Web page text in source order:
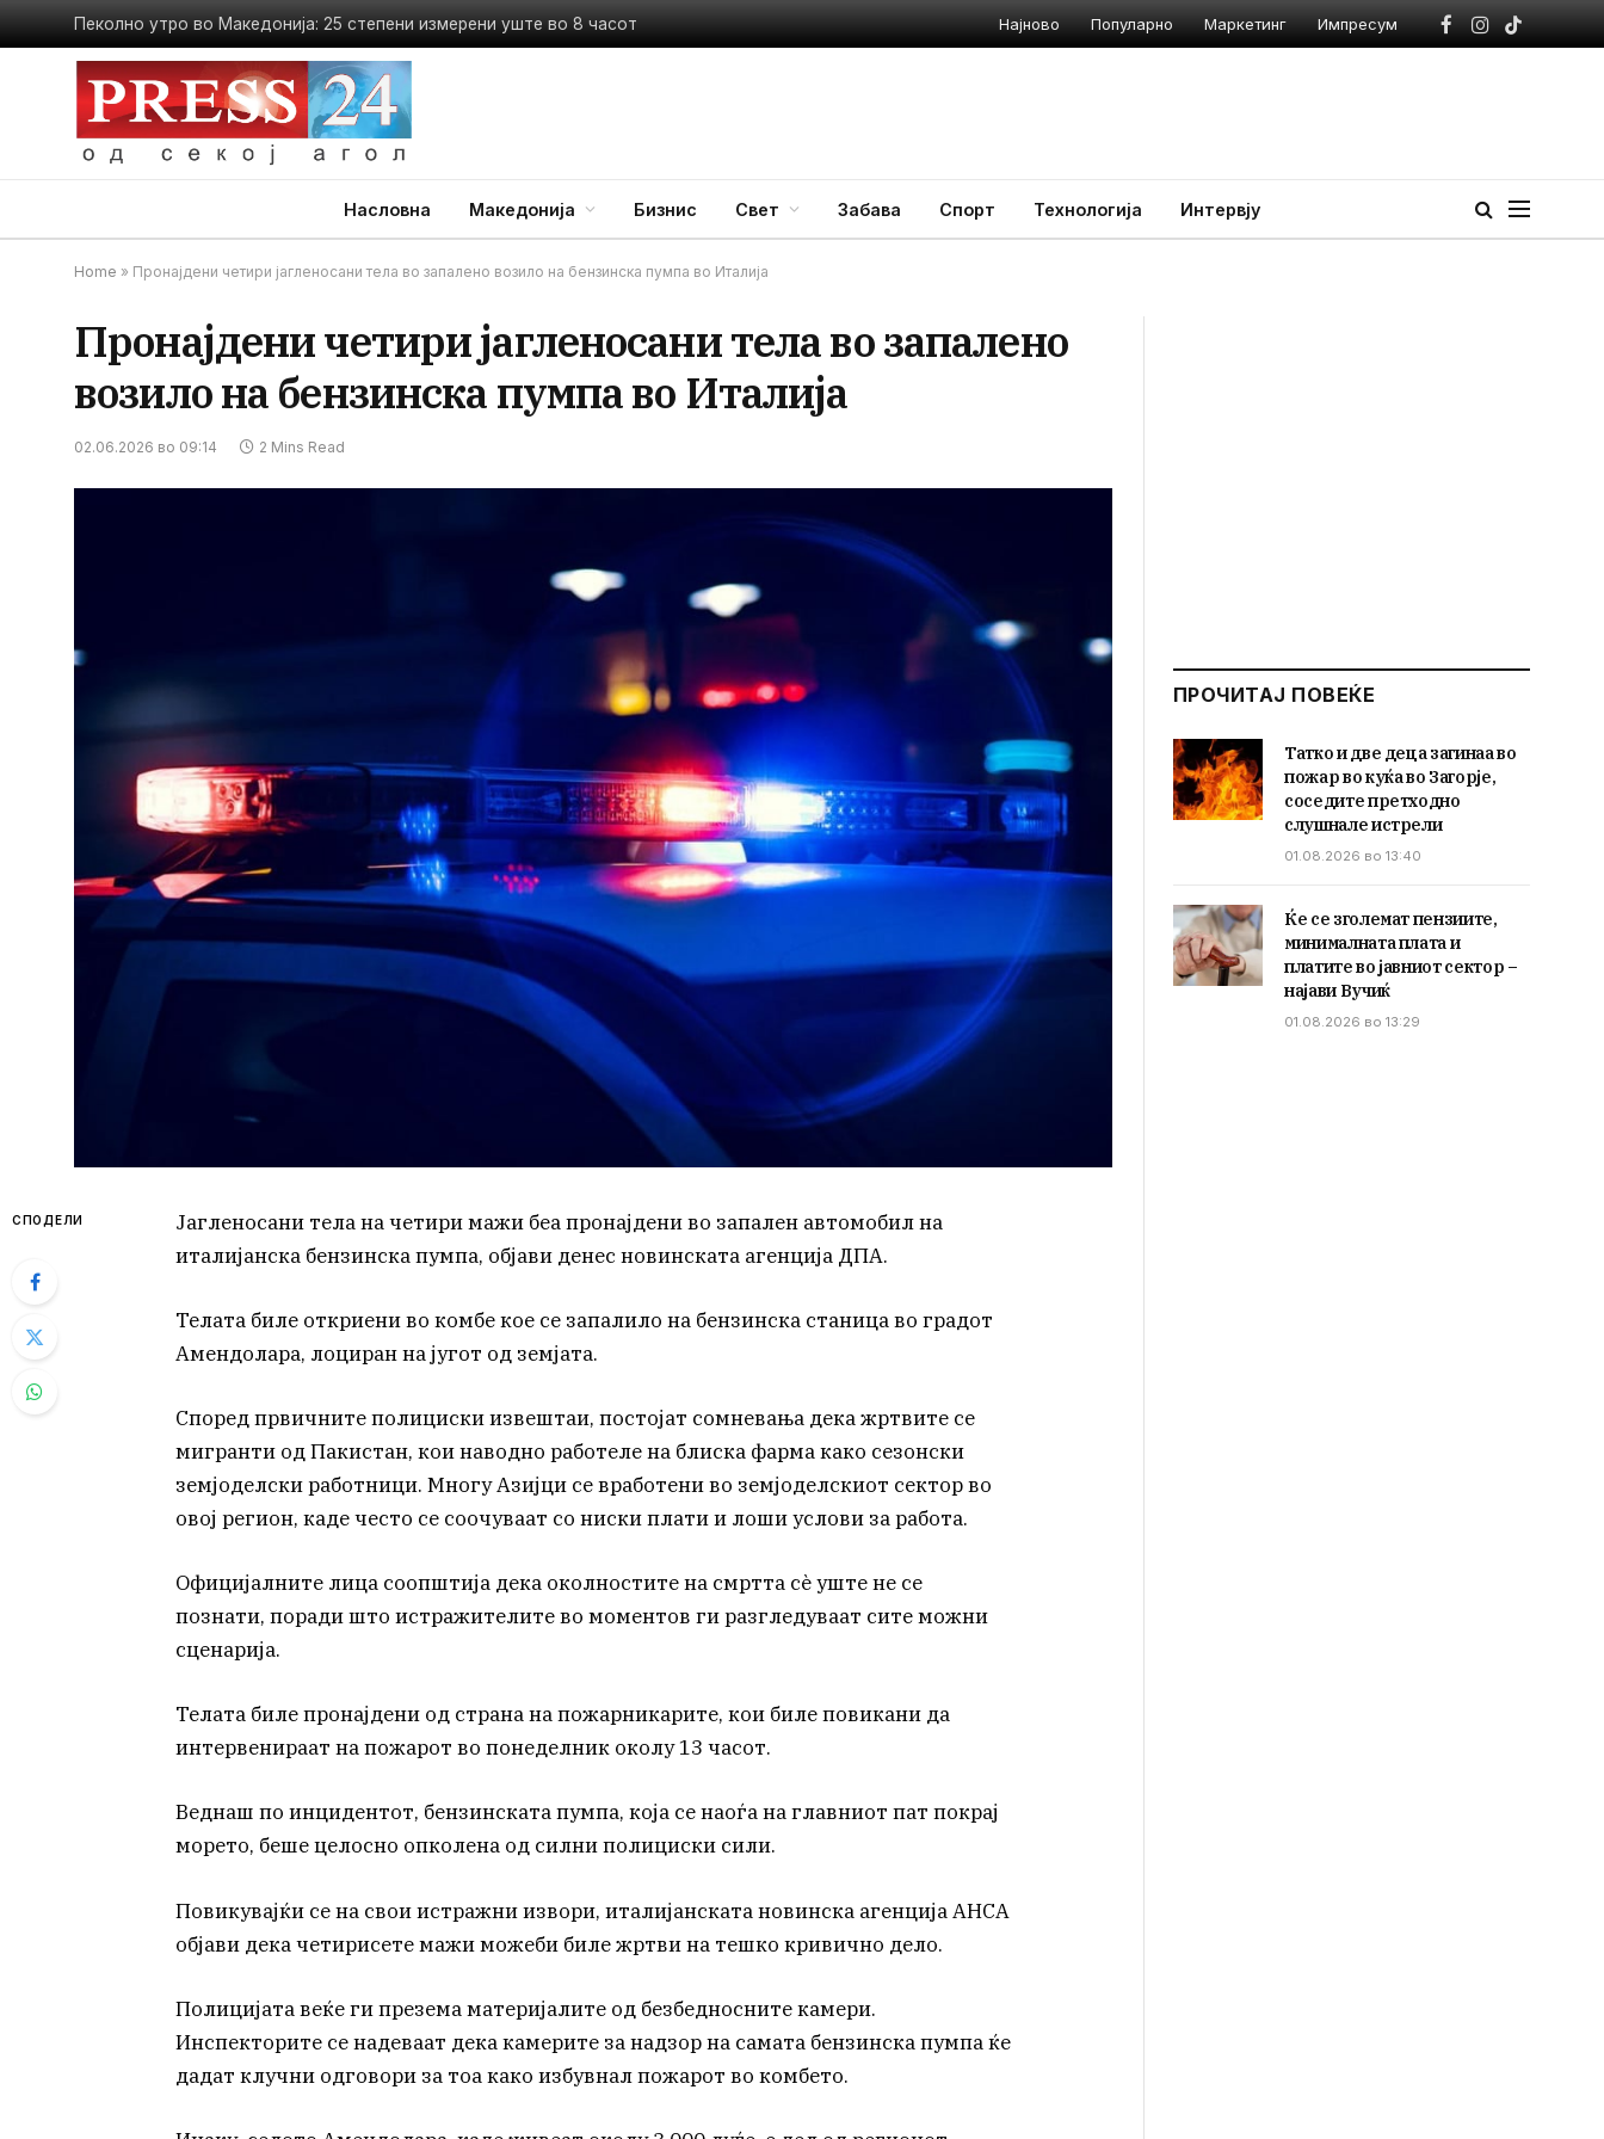
Пеколно утро во Македонија: 25 степени измерени уште во 8 часот Најново Популарно Маркетинг Импресум
Facebook
Instagram
TikTok
Насловна Македонија Бизнис Свет Забава Спорт Технологија Интервју
Home » Пронајдени четири јагленосани тела во запалено возило на бензинска пумпа во Италија
Пронајдени четири јагленосани тела во запалено
возило на бензинска пумпа во Италија
02.06.2026 во 09:14 2 Mins Read
СПОДЕЛИ
Јагленосани тела на четири мажи беа пронајдени во запален автомобил на
италијанска бензинска пумпа, објави денес новинската агенција ДПА.
Телата биле откриени во комбе кое се запалило на бензинска станица во градот
Амендолара, лоциран на југот од земјата.
Според првичните полициски извештаи, постојат сомневања дека жртвите се
мигранти од Пакистан, кои наводно работеле на блиска фарма како сезонски
земјоделски работници. Многу Азијци се вработени во земјоделскиот сектор во
овој регион, каде често се соочуваат со ниски плати и лоши услови за работа.
Официјалните лица соопштија дека околностите на смртта сè уште не се
познати, поради што истражителите во моментов ги разгледуваат сите можни
сценарија.
Телата биле пронајдени од страна на пожарникарите, кои биле повикани да
интервенираат на пожарот во понеделник околу 13 часот.
Веднаш по инцидентот, бензинската пумпа, која се наоѓа на главниот пат покрај
морето, беше целосно опколена од силни полициски сили.
Повикувајќи се на свои истражни извори, италијанската новинска агенција АНСА
објави дека четирисете мажи можеби биле жртви на тешко кривично дело.
Полицијата веќе ги презема материјалите од безбедносните камери.
Инспекторите се надеваат дека камерите за надзор на самата бензинска пумпа ќе
дадат клучни одговори за тоа како избувнал пожарот во комбето.
ПРОЧИТАЈ ПОВЕЌЕ
Татко и две деца загинаа во
пожар во куќа во Загорје,
соседите претходно
слушнале истрели
01.08.2026 во 13:40
Ќе се зголемат пензиите,
минималната плата и
платите во јавниот сектор –
најави Вучиќ
01.08.2026 во 13:29